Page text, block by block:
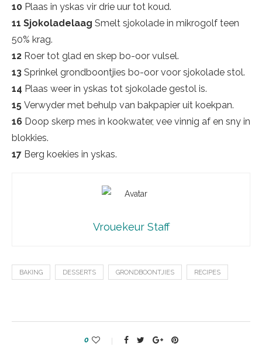
10 Plaas in yskas vir drie uur tot koud.
11 Sjokoladelaag Smelt sjokolade in mikrogolf teen
50% krag.
12 Roer tot glad en skep bo-oor vulsel.
13 Sprinkel grondboontjies bo-oor voor sjokolade stol.
14 Plaas weer in yskas tot sjokolade gestol is.
15 Verwyder met behulp van bakpapier uit koekpan.
16 Doop skerp mes in kookwater, vee vinnig af en sny in
blokkies.
17 Berg koekies in yskas.
Vrouekeur Staff
BAKING DESSERTS GRONDBOONTJIES RECIPES
0